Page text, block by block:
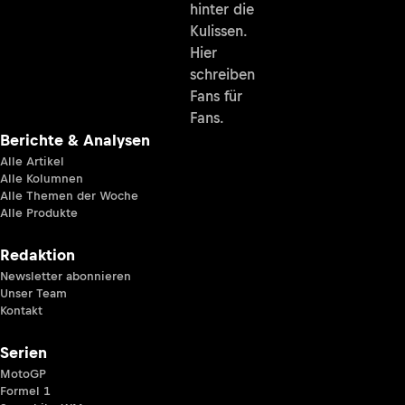
hinter die
Kulissen.
Hier
schreiben
Fans für
Fans.
Berichte & Analysen
Alle Artikel
Alle Kolumnen
Alle Themen der Woche
Alle Produkte
Redaktion
Newsletter abonnieren
Unser Team
Kontakt
Serien
MotoGP
Formel 1